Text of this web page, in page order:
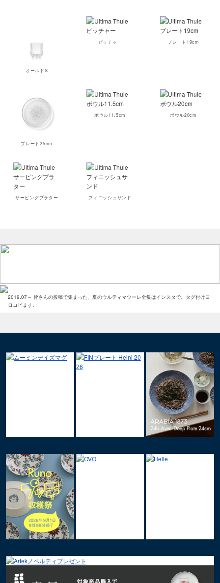
オールドS
ピッチャー プレート19cm
プレート25cm
ボウル11.5cm ボウル20cm
サービングプラター フィニッシュサンド
2019.07～ 皆さんの投稿で集まった、夏のウルティマツーレ全集はインスタで。タグ付けヨ
ロコビます。